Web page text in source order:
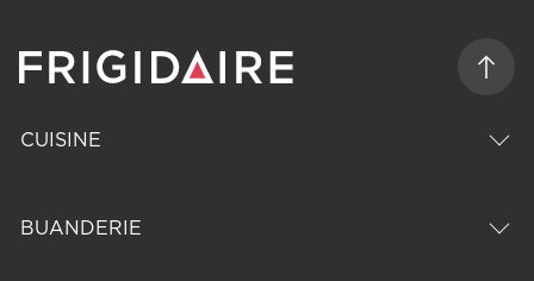
CUISINE
BUANDERIE